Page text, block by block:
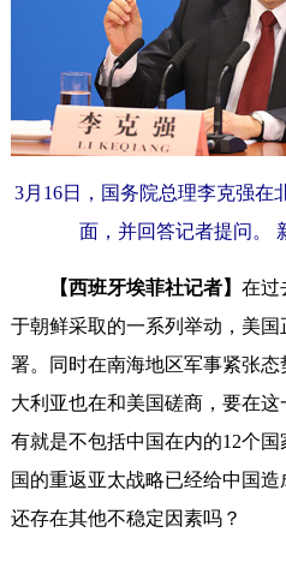
3月16日，国务院总理李克强在
面，并回答记者提问。
【西班牙埃菲社记者】 在过
于朝鲜采取的一系列举动，美
署。同时在南海地区军事紧张
大利亚也在和美国磋商，要在
有就是不包括中国在内的12个
国的重返亚太战略已经给中国
还存在其他不稳定因素吗？